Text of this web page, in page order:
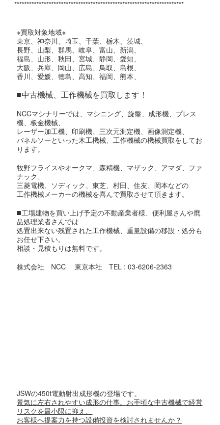
*********************************************************************
※買取対象地域※
東京、神奈川、埼玉、千葉、栃木、茨城、
長野、山梨、群馬、岐阜、富山、新潟、
福島、山形、秋田、宮城、静岡、愛知、
大阪、兵庫、岡山、広島、鳥取、島根、
香川、愛媛、徳島、高知、福岡、熊本、
■中古機械、工作機械を買取します！
NCCマシナリーでは、マシニング、旋盤、成形機、プレス
機、板金機械、
レーザー加工機、印刷機、三次元測定機、画像測定機、
パネルソーといった木工機械、工作機械の機械買取をしてお
ります。
牧野フライスやオークマ、森精機、マザック、アマダ、ファ
ナック、
三菱電機、ソディック、東芝、村田、住友、岡本などの
工作機械メーカーの機械を喜んで買取させて頂きます。
■工場建物を買い上げ予定の不動産業者様、便利屋さんや廃
品処理業者さんでは
処置出来ない残置された工作機械、重量設備の移設・処分も
お任せ下さい。
相談・見積もりは無料です。
株式会社 NCC 東京本社 TEL : 03-6206-2363
JSWの450t電動射出成形機の登場です。
景気に左右されやすい成形の仕事。お手頃な中古機械で経営
リスクを最小限に抑え、
お客様へ提案力を持つ設備投資を検討されませんか？